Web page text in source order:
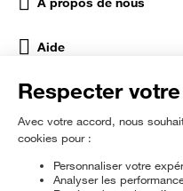
Aide
Réseaux Sociaux